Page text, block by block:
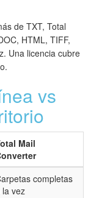
de TXT, Total
HTML, TIFF,
Una licencia cubre
vs
Mail
completas
la vez